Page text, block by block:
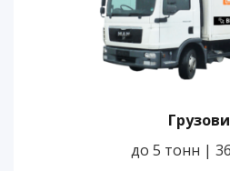
до 5 тонн |